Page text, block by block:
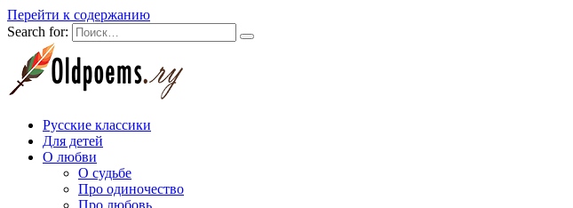
Перейти к содержанию
Search for:
Русские классики
Для детей
О любви
О судьбе
Про одиночество
Про любовь